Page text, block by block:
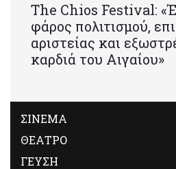
Τhe Chios Festival:
φάρος πολιτισμού,
αριστείας και
καρδιά του Αιγαίου»
ΣΙΝΕΜΑ
ΘΕΑΤΡΟ
ΓΕΥΣΗ